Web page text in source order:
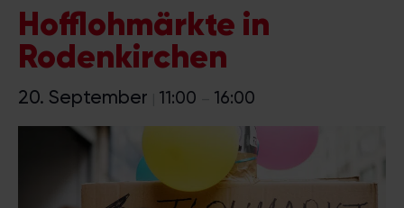
Hofflohmärkte in
Rodenkirchen
20. September 11:00 16:00